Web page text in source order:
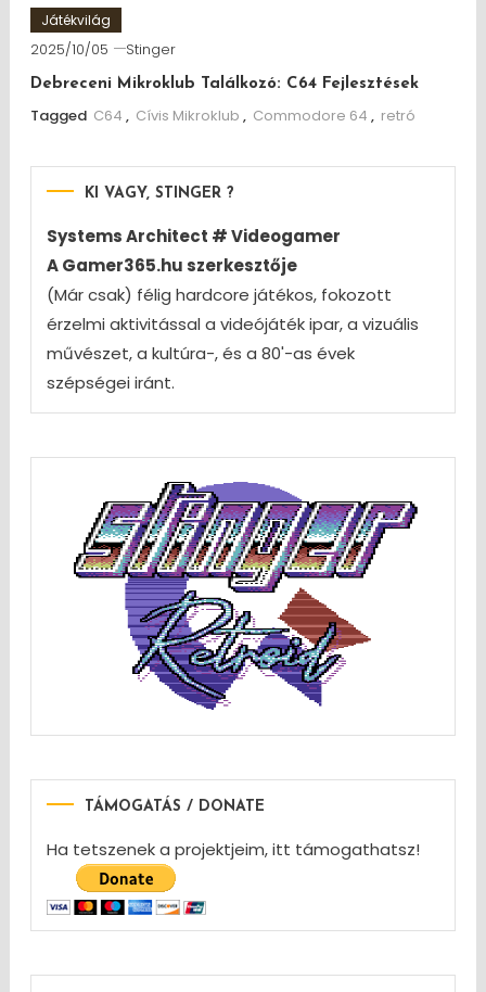
Játékvilág
2025/10/05 Stinger
Debreceni Mikroklub Találkozó: C64 Fejlesztések
Tagged C64 , Cívis Mikroklub , Commodore 64 , retró
KI VAGY, STINGER ?
Systems Architect # Videogamer
A Gamer365.hu szerkesztője
(Már csak) félig hardcore játékos, fokozott
érzelmi aktivitással a videójáték ipar, a vizuális
művészet, a kultúra-, és a 80'-as évek
szépségei iránt.
TÁMOGATÁS / DONATE
Ha tetszenek a projektjeim, itt támogathatsz!